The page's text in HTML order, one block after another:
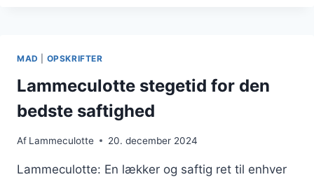
MAD OPSKRIFTER
Lammeculotte stegetid for den
bedste saftighed
Af Lammeculotte 20. december 2024
Lammeculotte: En lækker og saftig ret til enhver